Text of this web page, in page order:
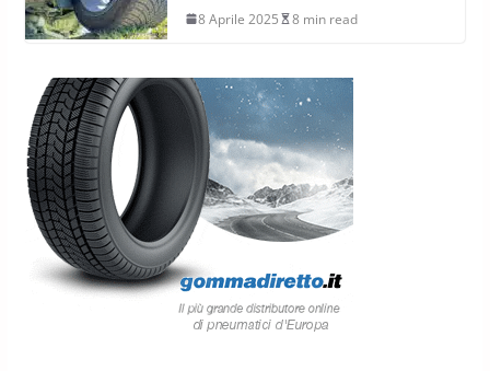
8 Aprile 2025 8 min read